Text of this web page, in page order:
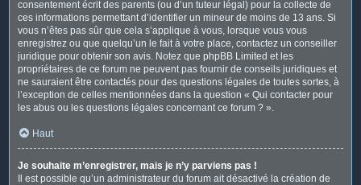
consentement écrit des parents (ou d’un tuteur légal) pour la collecte de
ces informations permettant d’identifier un mineur de moins de 13 ans. Si
vous n’êtes pas sûr que cela s’applique à vous, lorsque vous vous
enregistrez ou que quelqu’un le fait à votre place, contactez un conseiller
juridique pour obtenir son avis. Notez que phpBB Limited et les
propriétaires de ce forum ne peuvent pas fournir de conseils juridiques et
ne sauraient être contactés pour des questions légales de toutes sortes, à
l’exception de celles mentionnées dans la question « Qui contacter pour
les abus ou les questions légales concernant ce forum ? ».
Haut
Je souhaite m’enregistrer, mais je n’y parviens pas !
Il est possible qu’un administrateur du forum ait désactivé la création de